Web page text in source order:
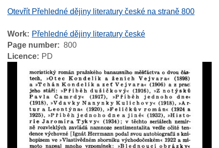
Otevřít Přehledné dějiny literatury české na straně 800
Work
Přehledné dějiny literatury české
Page number
800
Licence
PD